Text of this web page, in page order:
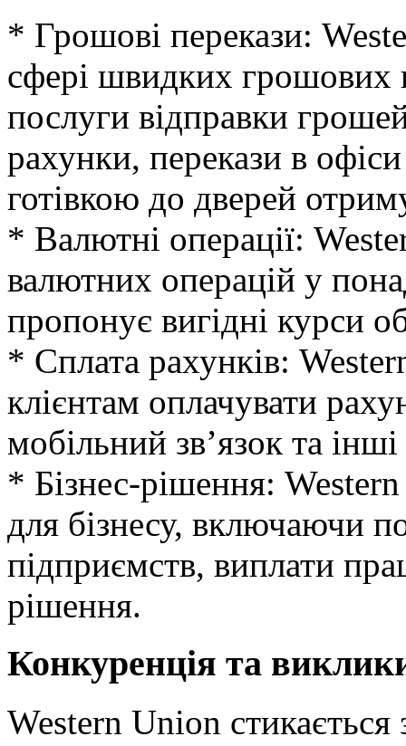
* Грошові перекази:
сфері швидких грошових
послуги відправки
рахунки, перекази в
готівкою до дверей
* Валютні операції:
валютних операцій у
пропонує вигідні курси
* Сплата рахунків:
клієнтам оплачувати
мобільний зв’язок та
* Бізнес-рішення:
для бізнесу, включаючи
підприємств, виплати
рішення.
Конкуренція та
Western Union стикається